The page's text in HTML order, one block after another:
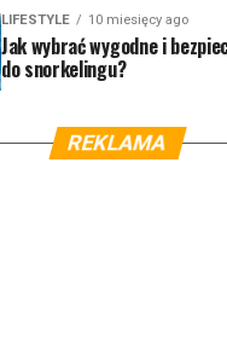
LIFESTYLE 10 miesięcy ago
Jak wybrać wygodne i
do snorkelingu?
REKLAMA